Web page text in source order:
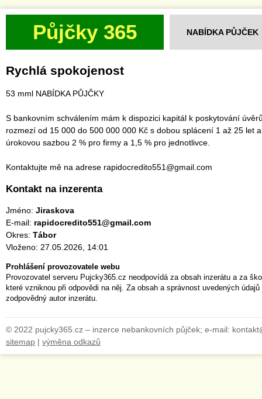
Půjčky 365 NABÍDKA PŮJČEK
Rychlá spokojenost
53 mml NABÍDKA PŮJČKY
S bankovním schválením mám k dispozici kapitál k poskytování
rozmezí od 15 000 do 500 000 000 Kč s dobou splácení 1 až 25 let a
úrokovou sazbou 2 % pro firmy a 1,5 % pro jednotlivce.
Kontaktujte mě na adrese rapidocredito551@gmail.com
Kontakt na inzerenta
Jméno: Jiraskova
E-mail: rapidocredito551@gmail.com
Okres: Tábor
Vloženo: 27.05.2026, 14:01
Prohlášení provozovatele webu
Provozovatel serveru Pujcky365.cz neodpovídá za obsah inzerátu a za
které vzniknou při odpovědi na něj. Za obsah a správnost uvedených
zodpovědný autor inzerátu.
© 2022 pujcky365.cz – inzerce nebankovních půjček; e-mail:
sitemap | výměna odkazů